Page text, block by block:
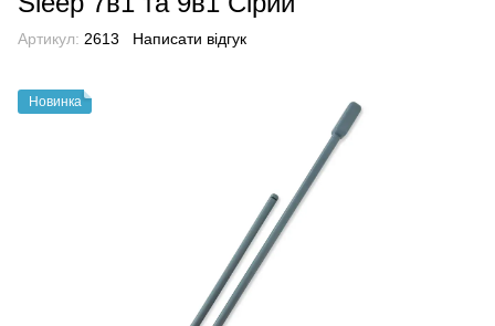
Артикул: 2613 Написати відгук
Новинка